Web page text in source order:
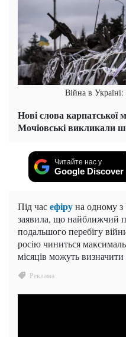
Війна в
Нові слова
Мочіовські викликали
Читайте нас у
Google Discover
Під часефіруна одному з
заявила, що найближчий
подальшого перебігу
росію чиниться
місяців можуть визначити